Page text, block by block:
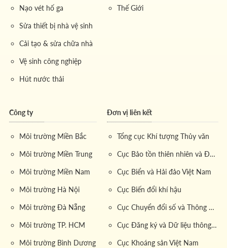
Nạo vét hố ga
Sửa thiết bị nhà vệ sinh
Cải tạo & sửa chữa nhà
Vệ sinh công nghiệp
Hút nước thải
Thế Giới
Công ty
Môi trường Miền Bắc
Môi trường Miền Trung
Môi trường Miền Nam
Môi trường Hà Nội
Môi trường Đà Nẵng
Môi trường TP. HCM
Môi trường Bình Dương
Đơn vị liên kết
Tổng cục Khí tượng Thủy văn
Cục Bảo tồn thiên nhiên và Đa dạng sinh học
Cục Biển và Hải đảo Việt Nam
Cục Biến đổi khí hậu
Cục Chuyển đổi số và Thông tin dữ liệu tài nguyên môi trường
Cục Đăng ký và Dữ liệu thông tin đất đai
Cục Khoáng sản Việt Nam